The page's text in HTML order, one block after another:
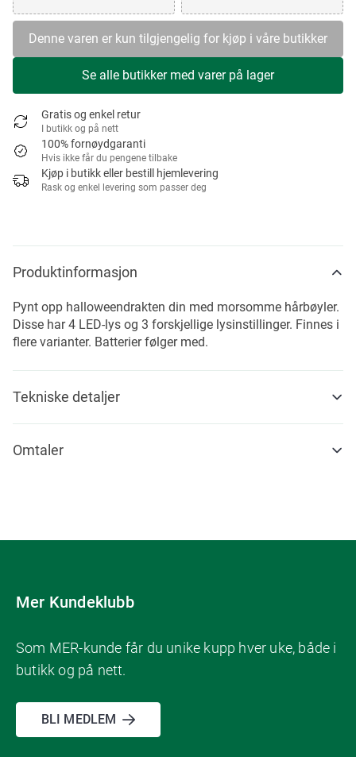
Denne varen er kun tilgjengelig for kjøp i våre butikker
Se alle butikker med varer på lager
Gratis og enkel retur
I butikk og på nett
100% fornøydgaranti
Hvis ikke får du pengene tilbake
Kjøp i butikk eller bestill hjemlevering
Rask og enkel levering som passer deg
Produktinformasjon
Pynt opp halloweendrakten din med morsomme hårbøyler.
Disse har 4 LED-lys og 3 forskjellige lysinstillinger. Finnes i
flere varianter. Batterier følger med.
Tekniske detaljer
Omtaler
Mer Kundeklubb
Som MER-kunde får du unike kupp hver uke, både i
butikk og på nett.
BLI MEDLEM